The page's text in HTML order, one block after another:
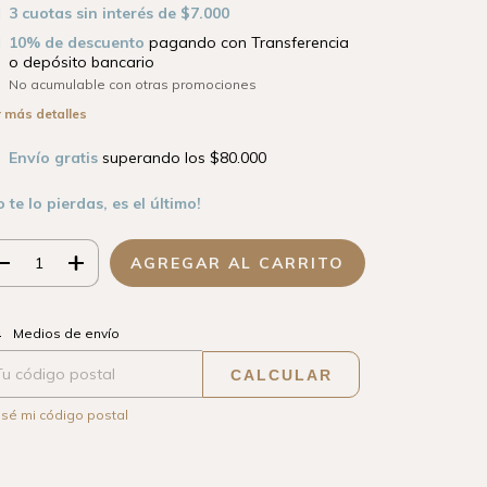
3 cuotas sin interés de $7.000
10% de descuento pagando con Transferencia
o depósito bancario
No acumulable con otras promociones
más detalles
Envío gratis superando los $80.000
te lo pierdas, es el último!
para el CP:
Medios de envío
CALCULAR
sé mi código postal